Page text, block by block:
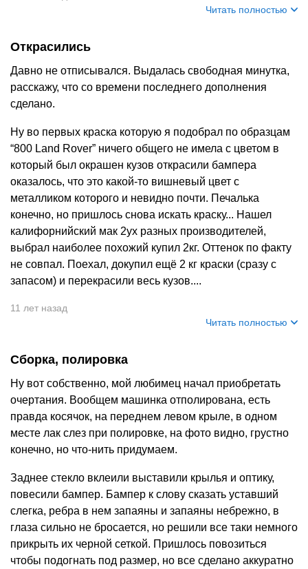
Читать полностью
Открасились
Давно не отписывался. Выдалась свободная минутка,
расскажу, что со времени последнего дополнения
сделано.
Ну во первых краска которую я подобрал по образцам
“800 Land Rover” ничего общего не имела с цветом в
который был окрашен кузов открасили бампера
оказалось, что это какой-то вишневый цвет с
металликом которого и невидно почти. Печалька
конечно, но пришлось снова искать краску... Нашел
калифорнийский мак 2ух разных производителей,
выбрал наиболее похожий купил 2кг. Оттенок по факту
не совпал. Поехал, докупил ещё 2 кг краски (сразу с
запасом) и перекрасили весь кузов....
11 лет назад
Читать полностью
Сборка, полировка
Ну вот собственно, мой любимец начал приобретать
очертания. Вообщем машинка отполирована, есть
правда косячок, на переднем левом крыле, в одном
месте лак слез при полировке, на фото видно, грустно
конечно, но что-нить придумаем.
Заднее стекло вклеили выставили крылья и оптику,
повесили бампер. Бампер к слову сказать уставший
слегка, ребра в нем запаяны и запаяны небрежно, в
глаза сильно не бросается, но решили все таки немного
прикрыть их черной сеткой. Пришлось повозиться
чтобы подогнать под размер, но все сделано аккуратно